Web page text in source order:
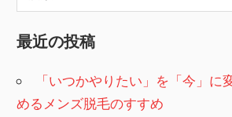
最近の投稿
「いつかやりたい」を「今」に
めるメンズ脱毛のすすめ